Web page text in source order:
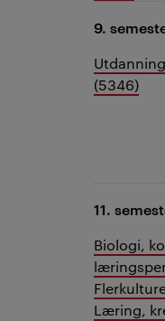
9.
(5346)
11.
Biologi,
Læring,